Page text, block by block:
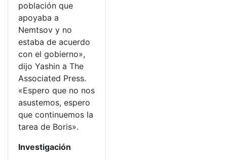
población que
apoyaba a
Nemtsov y no
estaba de acuerdo
con el gobierno»,
dijo Yashin a The
Associated Press.
«Espero que no nos
asustemos, espero
que continuemos la
tarea de Boris».
Investigación